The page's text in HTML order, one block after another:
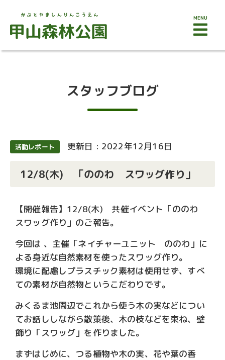
MENU
スタッフブログ
活動レポート 更新日 : 2022年12月16日
12/8(木) 「ののわ スワッグ作り」
【開催報告】12/8(木) 共催イベント「ののわ
スワッグ作り」のご報告。
今回は 、主催「ネイチャーユニット ののわ」に
よる身近な自然素材を使ったスワッグ作り。
環境に配慮しプラスチック素材は使用せず、すべ
ての素材が自然物というこだわりです。
みくるま池周辺でこれから使う木の実などについ
てお話ししながら散策後、木の枝などを束ね、壁
飾り「スワッグ」を作りました。
まずはじめに、つる植物や木の実、花や葉の香